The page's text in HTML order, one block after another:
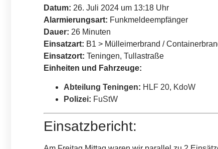
Datum: 26. Juli 2024 um 13:18 Uhr
Alarmierungsart: Funkmeldeempfänger
Dauer: 26 Minuten
Einsatzart: B1 > Mülleimerbrand /
Einsatzort: Teningen, Tullastraße
Einheiten und Fahrzeuge:
Abteilung Teningen: HLF 20, KdoW
Polizei: FuStW
Einsatzbericht: